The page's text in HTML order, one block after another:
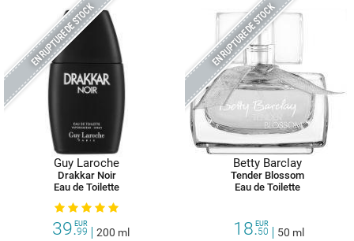
EN RUPTURE DE STOCK
Guy Laroche
Drakkar Noir
Eau de Toilette
39.99
EUR
200 ml
EN RUPTURE DE STOCK
Betty Barclay
Tender Blossom
Eau de Toilette
18.50
EUR
50 ml